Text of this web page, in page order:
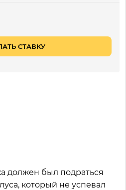
СТАВКУ
должен был подраться
который не успевал